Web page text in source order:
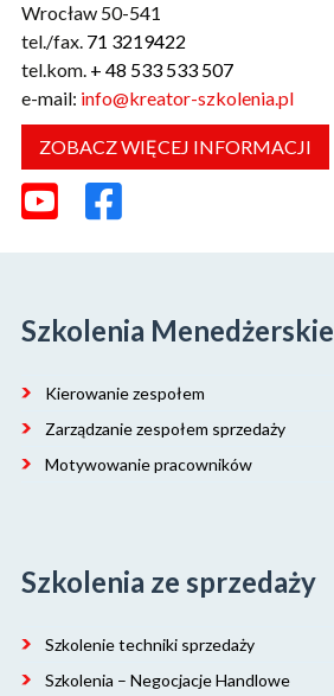
Wrocław 50-541
tel./fax. 71 3219422
tel.kom. + 48 533 533 507
e-mail: info@kreator-szkolenia.pl
ZOBACZ WIĘCEJ INFORMACJI
Szkolenia Menedżerskie
Kierowanie zespołem
Zarządzanie zespołem sprzedaży
Motywowanie pracowników
Szkolenia ze sprzedaży
Szkolenie techniki sprzedaży
Szkolenia – Negocjacje Handlowe